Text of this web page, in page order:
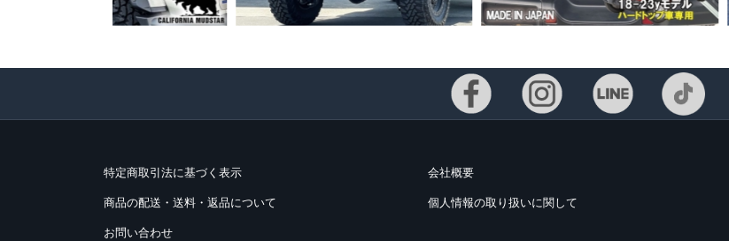
特定商取引法に基づく表示 会社概要
商品の配送・送料・返品について 個人情報の取り扱いに関して
お問い合わせ